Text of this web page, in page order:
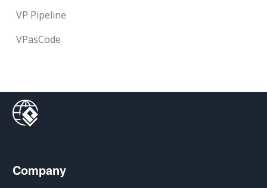
VP Pipeline
VPasCode
Company